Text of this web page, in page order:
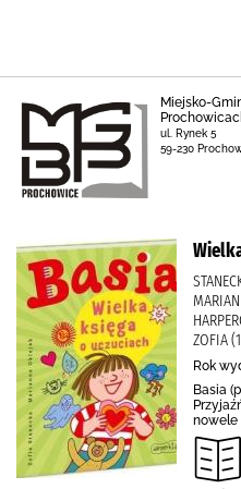
Miejsko-
ul. Rynek 5
59-230
ZOFIA
Rok
Basia
nowele